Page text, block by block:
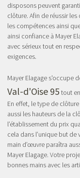
disposons peuvent
clôture. Afin de réussir
les compétences ainsi
ainsi confiance à Mayer
avec sérieux tout en
exigences.
Mayer Elagage s'occupe
Val-d'Oise 95 tout
En effet, le type de
aussi les hauteurs de la
l’établissement du prix
cela dans l’unique but de
main d’œuvre paraîtra
Mayer Elagage. Votre
bonnes mains avec les